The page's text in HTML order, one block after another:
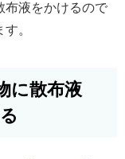
布液をかけるので
。
に散布液